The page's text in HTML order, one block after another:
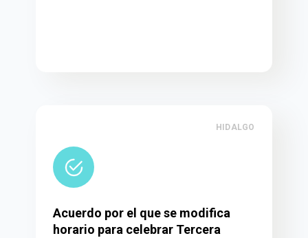
HIDALGO
Acuerdo por el que se modifica
horario para celebrar Tercera